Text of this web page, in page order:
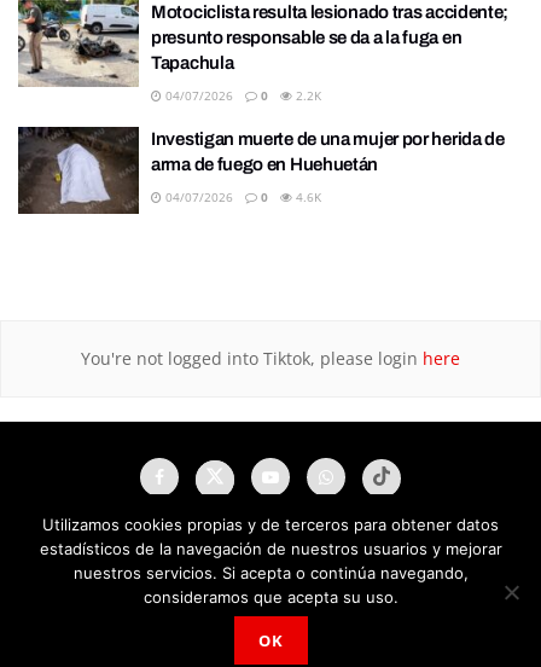
Motociclista resulta lesionado tras accidente;
presunto responsable se da a la fuga en
Tapachula
04/07/2026 0 2.2K
Investigan muerte de una mujer por herida de
arma de fuego en Huehuetán
04/07/2026 0 4.6K
You're not logged into Tiktok, please login here
NAU Noticias A Tiempo Universales © 2025
Utilizamos cookies propias y de terceros para obtener datos
estadísticos de la navegación de nuestros usuarios y mejorar
nuestros servicios. Si acepta o continúa navegando,
consideramos que acepta su uso.
OK